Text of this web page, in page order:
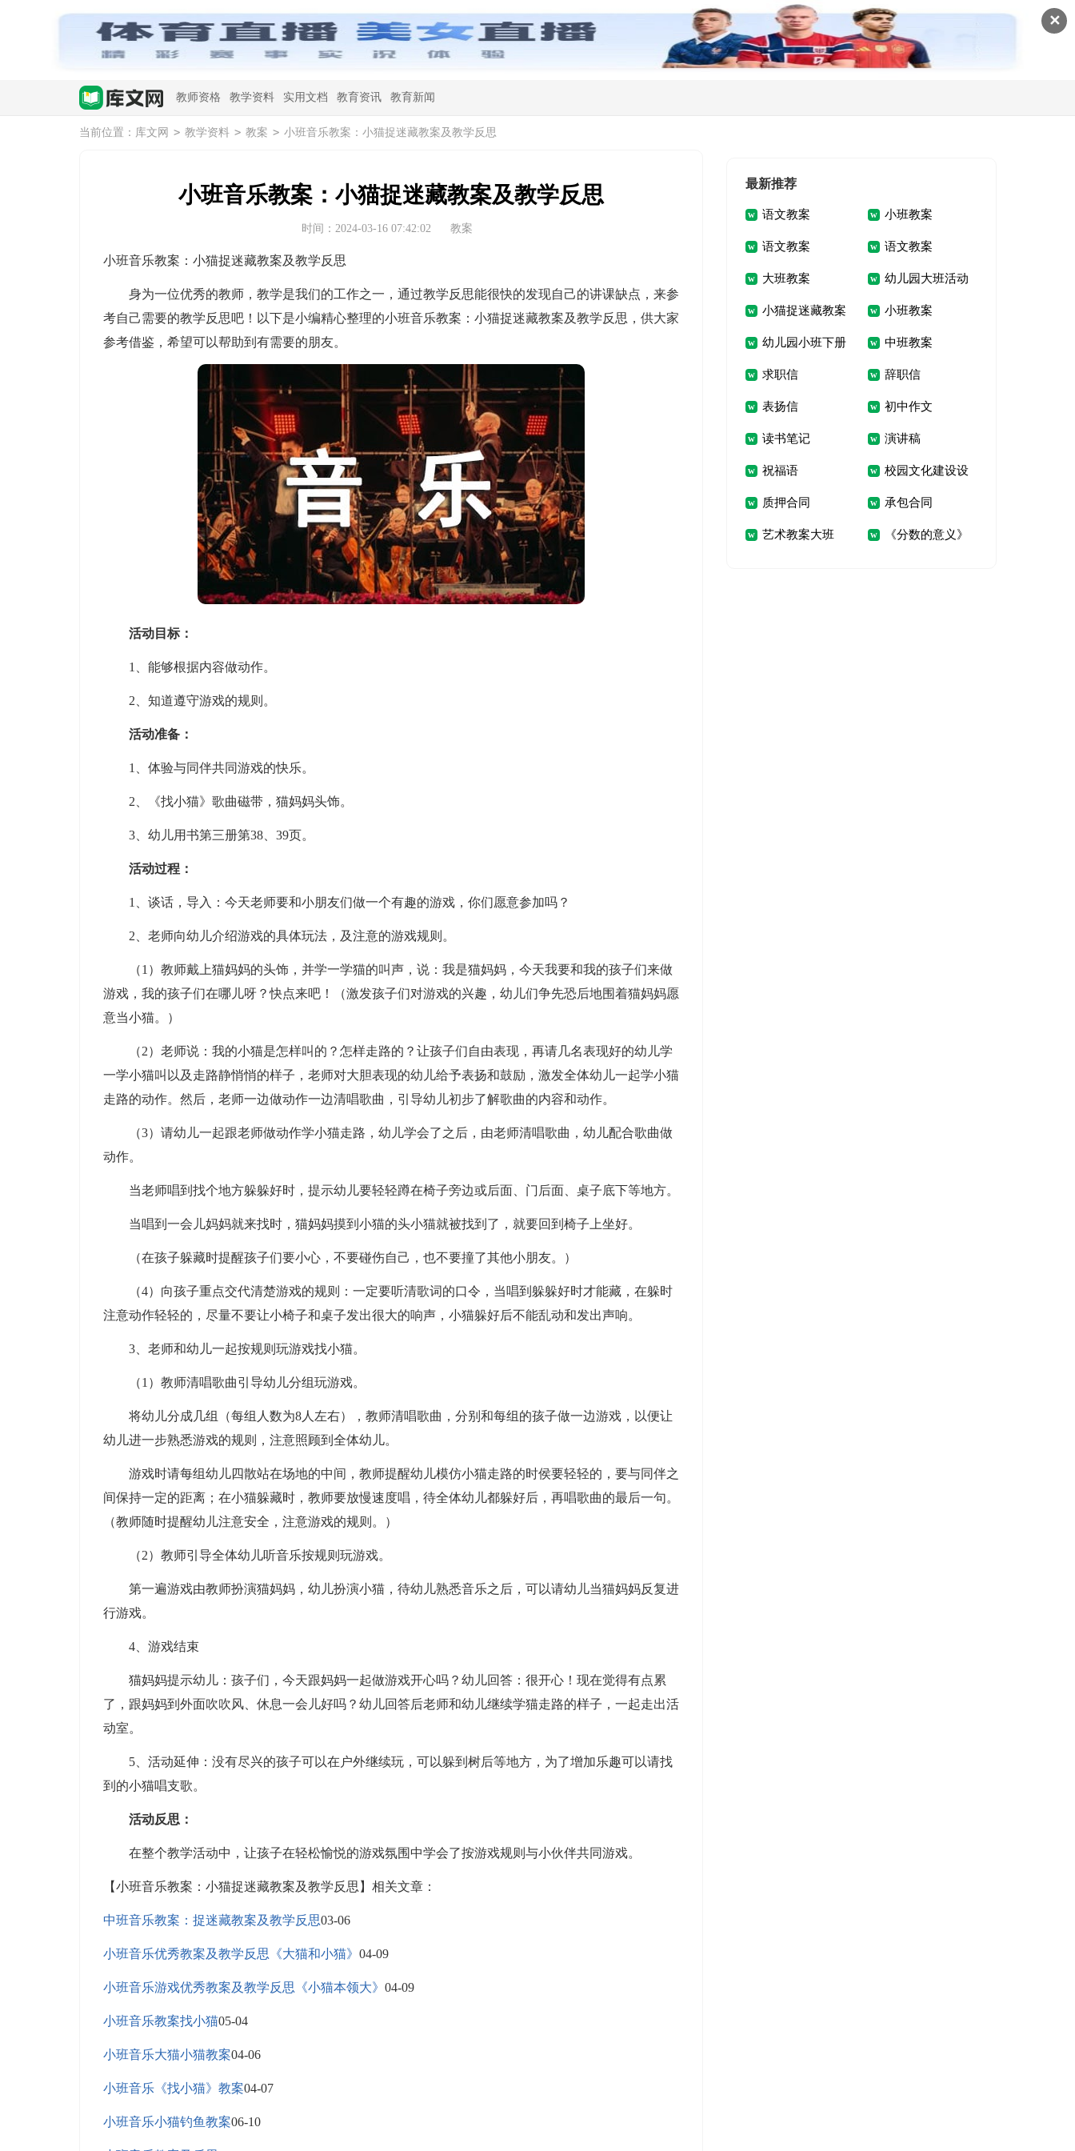
✕
教师资格 教学资料 实用文档 教育资讯 教育新闻
当前位置： 库文网 > 教学资料 > 教案 > 小班音乐教案：小猫捉迷藏教案及教学反思
小班音乐教案：小猫捉迷藏教案及教学反思
时间：2024-03-16 07:42:02 教案
小班音乐教案：小猫捉迷藏教案及教学反思
身为一位优秀的教师，教学是我们的工作之一，通过教学反思能很快的发现自己的讲课缺点，来参
考自己需要的教学反思吧！以下是小编精心整理的小班音乐教案：小猫捉迷藏教案及教学反思，供大家
参考借鉴，希望可以帮助到有需要的朋友。
活动目标：
1、能够根据内容做动作。
2、知道遵守游戏的规则。
活动准备：
1、体验与同伴共同游戏的快乐。
2、《找小猫》歌曲磁带，猫妈妈头饰。
3、幼儿用书第三册第38、39页。
活动过程：
1、谈话，导入：今天老师要和小朋友们做一个有趣的游戏，你们愿意参加吗？
2、老师向幼儿介绍游戏的具体玩法，及注意的游戏规则。
（1）教师戴上猫妈妈的头饰，并学一学猫的叫声，说：我是猫妈妈，今天我要和我的孩子们来做
游戏，我的孩子们在哪儿呀？快点来吧！（激发孩子们对游戏的兴趣，幼儿们争先恐后地围着猫妈妈愿
意当小猫。）
（2）老师说：我的小猫是怎样叫的？怎样走路的？让孩子们自由表现，再请几名表现好的幼儿学
一学小猫叫以及走路静悄悄的样子，老师对大胆表现的幼儿给予表扬和鼓励，激发全体幼儿一起学小猫
走路的动作。然后，老师一边做动作一边清唱歌曲，引导幼儿初步了解歌曲的内容和动作。
（3）请幼儿一起跟老师做动作学小猫走路，幼儿学会了之后，由老师清唱歌曲，幼儿配合歌曲做
动作。
当老师唱到找个地方躲躲好时，提示幼儿要轻轻蹲在椅子旁边或后面、门后面、桌子底下等地方。
当唱到一会儿妈妈就来找时，猫妈妈摸到小猫的头小猫就被找到了，就要回到椅子上坐好。
（在孩子躲藏时提醒孩子们要小心，不要碰伤自己，也不要撞了其他小朋友。）
（4）向孩子重点交代清楚游戏的规则：一定要听清歌词的口令，当唱到躲躲好时才能藏，在躲时
注意动作轻轻的，尽量不要让小椅子和桌子发出很大的响声，小猫躲好后不能乱动和发出声响。
3、老师和幼儿一起按规则玩游戏找小猫。
（1）教师清唱歌曲引导幼儿分组玩游戏。
将幼儿分成几组（每组人数为8人左右），教师清唱歌曲，分别和每组的孩子做一边游戏，以便让
幼儿进一步熟悉游戏的规则，注意照顾到全体幼儿。
游戏时请每组幼儿四散站在场地的中间，教师提醒幼儿模仿小猫走路的时侯要轻轻的，要与同伴之
间保持一定的距离；在小猫躲藏时，教师要放慢速度唱，待全体幼儿都躲好后，再唱歌曲的最后一句。
（教师随时提醒幼儿注意安全，注意游戏的规则。）
（2）教师引导全体幼儿听音乐按规则玩游戏。
第一遍游戏由教师扮演猫妈妈，幼儿扮演小猫，待幼儿熟悉音乐之后，可以请幼儿当猫妈妈反复进
行游戏。
4、游戏结束
猫妈妈提示幼儿：孩子们，今天跟妈妈一起做游戏开心吗？幼儿回答：很开心！现在觉得有点累
了，跟妈妈到外面吹吹风、休息一会儿好吗？幼儿回答后老师和幼儿继续学猫走路的样子，一起走出活
动室。
5、活动延伸：没有尽兴的孩子可以在户外继续玩，可以躲到树后等地方，为了增加乐趣可以请找
到的小猫唱支歌。
活动反思：
在整个教学活动中，让孩子在轻松愉悦的游戏氛围中学会了按游戏规则与小伙伴共同游戏。
【小班音乐教案：小猫捉迷藏教案及教学反思】相关文章：
中班音乐教案：捉迷藏教案及教学反思03-06
小班音乐优秀教案及教学反思《大猫和小猫》 04-09
小班音乐游戏优秀教案及教学反思《小猫本领大》 04-09
小班音乐教案找小猫05-04
小班音乐大猫小猫教案04-06
小班音乐《找小猫》教案04-07
小班音乐小猫钓鱼教案06-10
最新推荐
语文教案 小班教案
语文教案 语文教案
大班教案 幼儿园大班活动
教案
小猫捉迷藏教案
及教学反思
小班教案
幼儿园小班下册
音乐教案《小猫捉迷
藏》
中班教案
求职信 辞职信
表扬信 初中作文
读书笔记 演讲稿
祝福语 校园文化建设设
计合同
质押合同 承包合同
艺术教案大班 《分数的意义》